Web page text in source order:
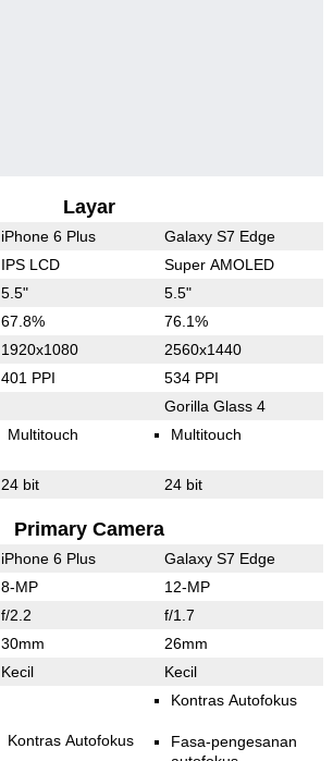
Layar
iPhone 6 Plus Galaxy S7 Edge
IPS LCD Super AMOLED
5.5" 5.5"
67.8% 76.1%
1920x1080 2560x1440
401 PPI 534 PPI
Gorilla Glass 4
Multitouch Multitouch
24 bit 24 bit
Primary Camera
iPhone 6 Plus Galaxy S7 Edge
8-MP 12-MP
f/2.2 f/1.7
30mm 26mm
Kecil Kecil
Kontras Autofokus
Kontras Autofokus
Fasa-pengesanan